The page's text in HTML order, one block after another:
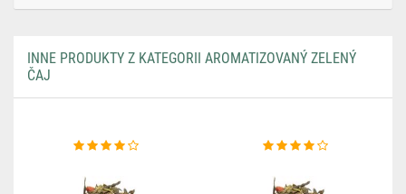
INNE PRODUKTY Z KATEGORII AROMATIZOVANÝ ZELENÝ
ČAJ